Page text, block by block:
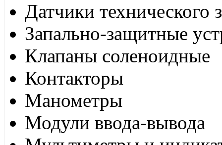
Датчики технического
Запально-защитные
Клапаны соленоидные
Контакторы
Манометры
Модули ввода-вывода